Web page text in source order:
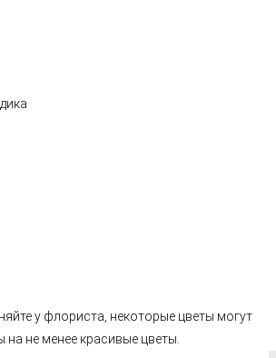
у флориста, некоторые цветы могут
на не менее красивые цветы.